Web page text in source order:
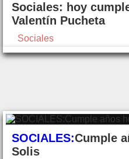
Sociales: hoy
Valentín Pucheta
Sociales
SOCIALES:Cumple
Solis